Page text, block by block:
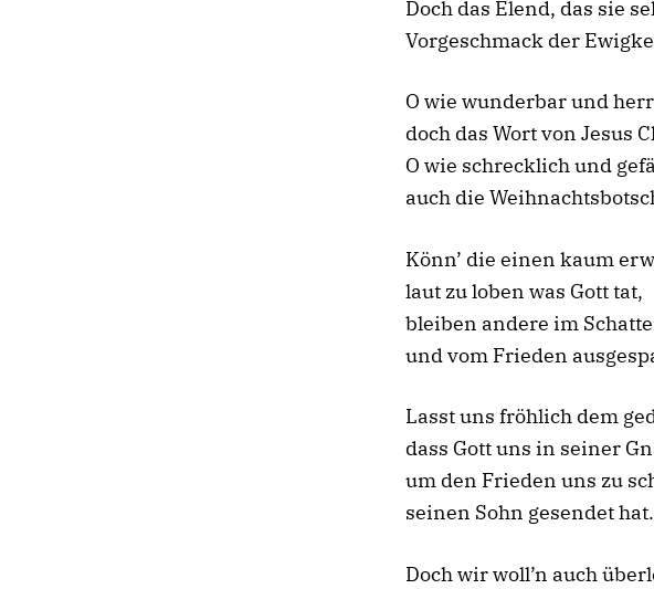
Doch das Elend, das sie
Vorgeschmack der
O wie wunderbar und
doch das Wort von Jesus
O wie schrecklich und
auch die
Könn’ die einen kaum
laut zu loben was Gott tat,
bleiben andere im
und vom Frieden
Lasst uns fröhlich dem
dass Gott uns in seiner
um den Frieden uns zu
seinen Sohn gesendet hat.
Doch wir woll’n auch